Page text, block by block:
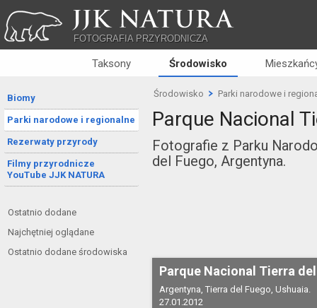
JJK NATURA
FOTOGRAFIA PRZYRODNICZA
Taksony Środowisko
Biomy
Parki narodowe i regionalne
Rezerwaty przyrody
Filmy przyrodnicze
YouTube JJK NATURA
Ostatnio dodane
Najchętniej oglądane
Ostatnio dodane środowiska
Środowisko Parki narodowe i
Parque Nacional
Fotografie z Parku
del Fuego, Argentyna.
Parque Nacional Tierra
Argentyna, Tierra del Fuego, Ushuaia.
27.01.2012